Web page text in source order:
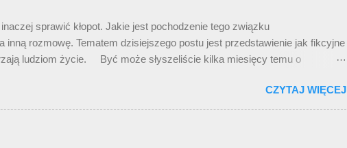
sprawić kłopot. Jakie jest pochodzenie tego związku
inną rozmowę. Tematem dzisiejszego postu jest przedstawienie jak fikcyjne
ludziom życie. Być może słyszeliście kilka miesięcy temu o
oferuje grubą gotówkę w zamian za wygrane w dziecięcych grach.
można zwrócić uwagę, że numer jest sześciocyfrowy. Długość,
przypadku Monako czy Bhutanu, zdecydowanie nie przystaje do Korei
musiał zostać wyedytowany cyfrowo po rozpoczęciu emisji filmu.
CZYTAJ WIĘCEJ